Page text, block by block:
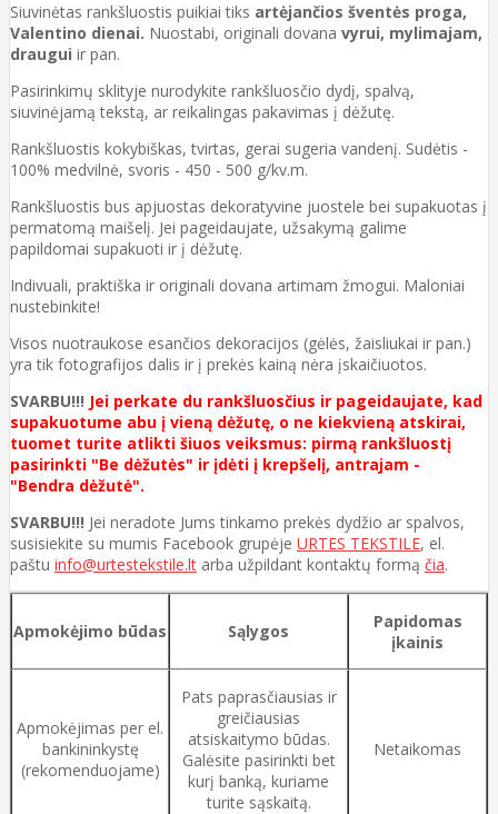
Siuvinėtas rankšluostis puikiai tiks artėjančios šventės proga,
Valentino dienai. Nuostabi, originali dovana vyrui, mylimajam,
draugui ir pan.
Pasirinkimų sklityje nurodykite rankšluosčio dydį, spalvą,
siuvinėjamą tekstą, ar reikalingas pakavimas į dėžutę.
Rankšluostis kokybiškas, tvirtas, gerai sugeria vandenį. Sudėtis -
100% medvilnė, svoris - 450 - 500 g/kv.m.
Rankšluostis bus apjuostas dekoratyvine juostele bei supakuotas į
permatomą maišelį. Jei pageidaujate, užsakymą galime
papildomai supakuoti ir į dėžutę.
Indivuali, praktiška ir originali dovana artimam žmogui. Maloniai
nustebinkite!
Visos nuotraukose esančios dekoracijos (gėlės, žaisliukai ir pan.)
yra tik fotografijos dalis ir į prekės kainą nėra įskaičiuotos.
SVARBU!!! Jei perkate du rankšluosčius ir pageidaujate, kad
supakuotume abu į vieną dėžutę, o ne kiekvieną atskirai,
tuomet turite atlikti šiuos veiksmus: pirmą rankšluostį
pasirinkti "Be dėžutės" ir įdėti į krepšelį, antrajam -
"Bendra dėžutė".
SVARBU!!! Jei neradote Jums tinkamo prekės dydžio ar spalvos,
susisiekite su mumis Facebook grupėje URTES TEKSTILE, el.
paštu info@urtestekstile.lt arba užpildant kontaktų formą čia.
Apmokėjimo būdas Sąlygos
Papidomas
įkainis
Apmokėjimas per el.
bankininkystę
(rekomenduojame)
Pats paprasčiausias ir
greičiausias
atsiskaitymo būdas.
Galėsite pasirinkti bet
kurį banką, kuriame
turite sąskaitą.
Netaikomas